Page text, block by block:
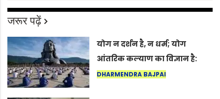
जरूर पढ़ें
योग न दर्शन है, न धर्म; योग
आंतरिक कल्याण का विज्ञान है:
अंतरराष्ट्रीय योग दिवस 2026 पर
DHARMENDRA BAJPAI